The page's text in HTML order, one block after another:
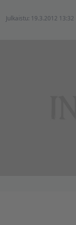
Julkaistu: 19.3.2012 13:32